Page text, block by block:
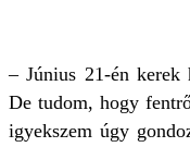
– Június 21-én kerek
De tudom, hogy
igyekszem úgy